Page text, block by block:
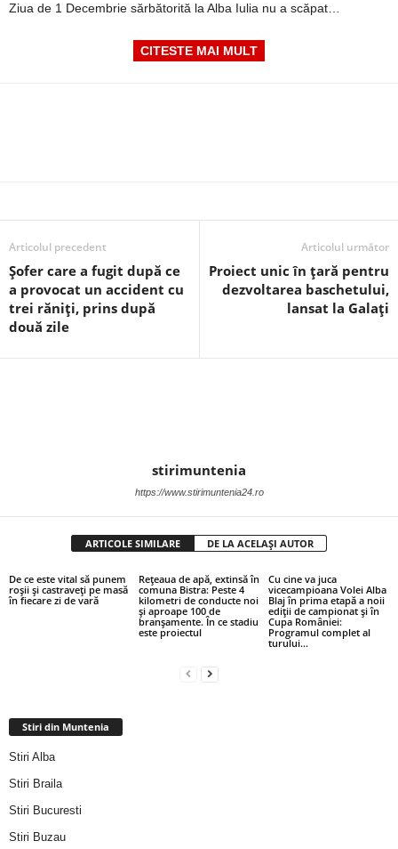
Ziua de 1 Decembrie sărbătorită la Alba Iulia nu a scăpat…
CITESTE MAI MULT
Articolul precedent
Șofer care a fugit după ce
a provocat un accident cu
trei răniți, prins după
două zile
Articolul următor
Proiect unic în țară pentru
dezvoltarea baschetului,
lansat la Galați
stirimuntenia
https://www.stirimuntenia24.ro
ARTICOLE SIMILARE DE LA ACELAȘI AUTOR
De ce este vital să punem
roșii și castraveți pe masă
în fiecare zi de vară
Rețeaua de apă, extinsă în
comuna Bistra: Peste 4
kilometri de conducte noi
și aproape 100 de
branșamente. În ce stadiu
este proiectul
Cu cine va juca
vicecampioana Volei Alba
Blaj în prima etapă a noii
ediții de campionat și în
Cupa României:
Programul complet al
turului...
Stiri din Muntenia
Stiri Alba
Stiri Braila
Stiri Bucuresti
Stiri Buzau